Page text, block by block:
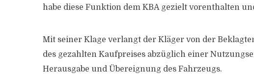
habe diese Funktion dem KBA gezielt vorenthalten
Mit seiner Klage verlangt der Kläger von der
des gezahlten Kaufpreises abzüglich einer
Herausgabe und Übereignung des Fahrzeugs.